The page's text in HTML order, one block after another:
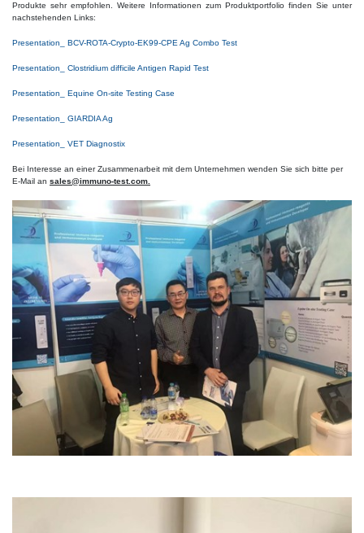
Produkte sehr empfohlen. Weitere Informationen zum Produktportfolio finden Sie unter
nachstehenden Links:
Presentation_ BCV-ROTA-Crypto-EK99-CPE Ag Combo Test
Presentation_ Clostridium difficile Antigen Rapid Test
Presentation_ Equine On-site Testing Case
Presentation_ GIARDIA Ag
Presentation_ VET Diagnostix
Bei Interesse an einer Zusammenarbeit mit dem Unternehmen wenden Sie sich bitte per
E-Mail an sales@immuno-test.com.